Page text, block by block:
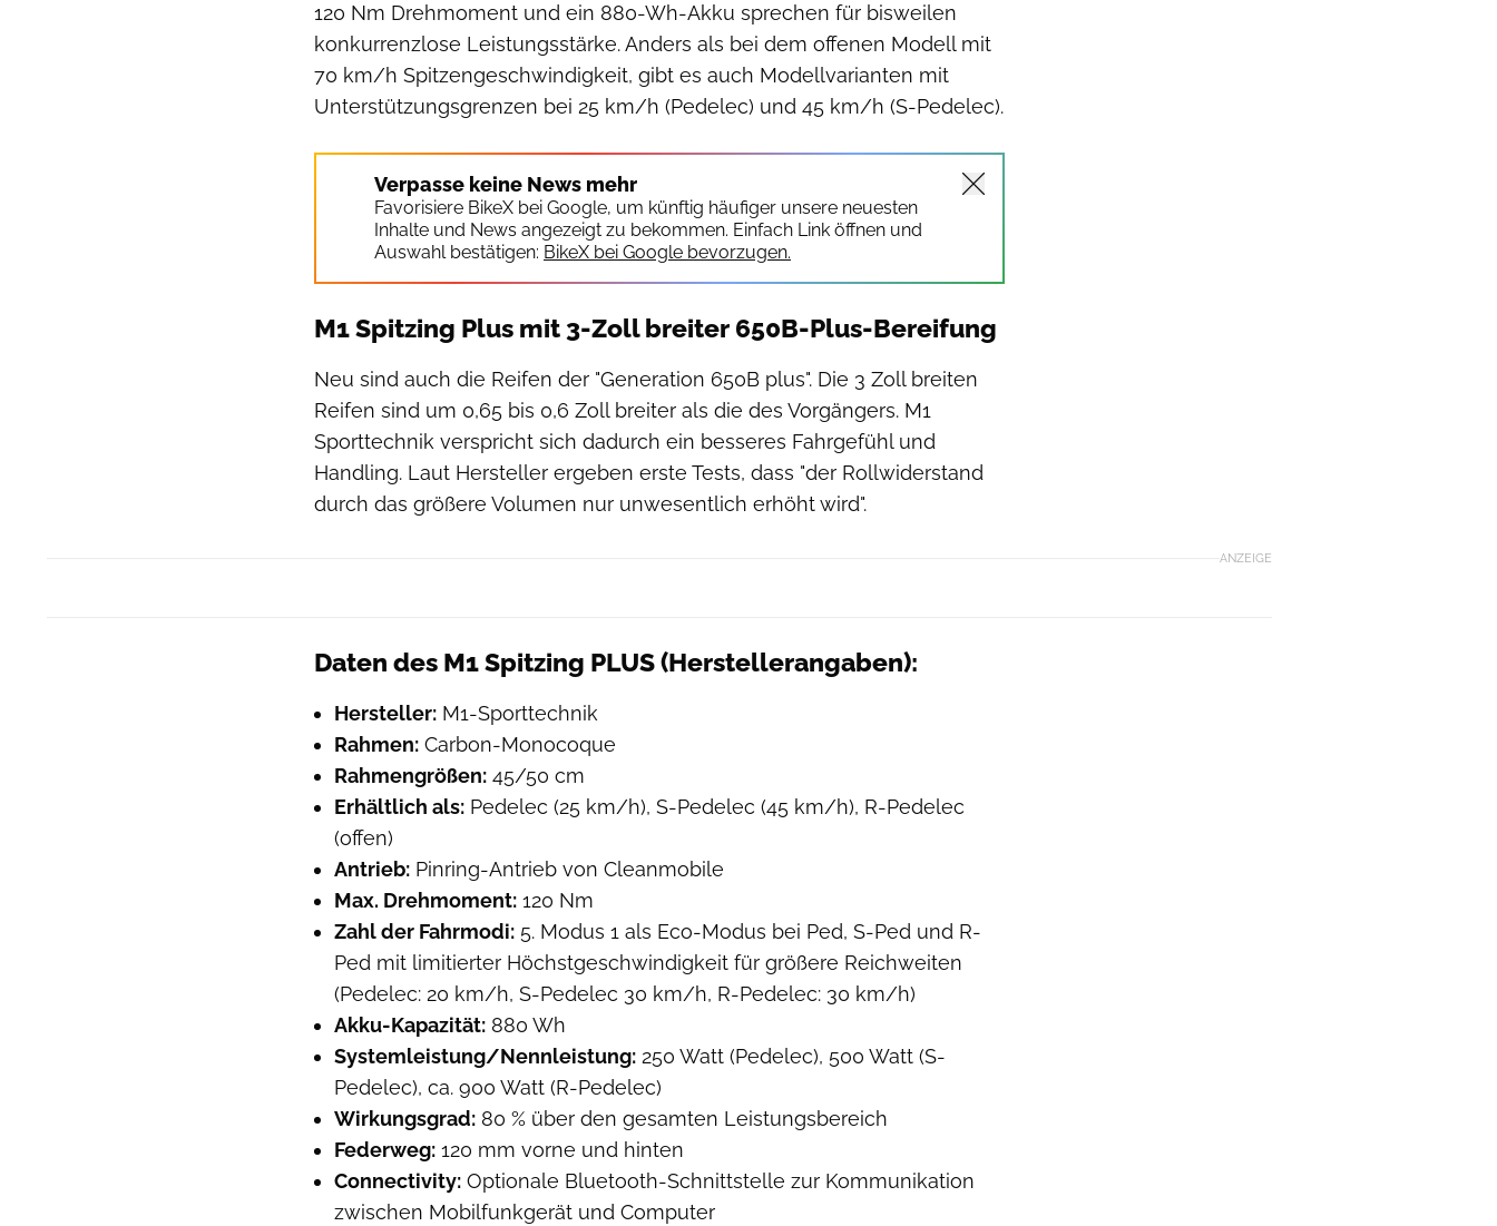
120 Nm Drehmoment und ein 880-Wh-Akku sprechen für bisweilen
konkurrenzlose Leistungsstärke. Anders als bei dem offenen Modell mit
70 km/h Spitzengeschwindigkeit, gibt es auch Modellvarianten mit
Unterstützungsgrenzen bei 25 km/h (Pedelec) und 45 km/h (S-Pedelec).
Verpasse keine News mehr
Favorisiere BikeX bei Google, um künftig häufiger unsere neuesten
Inhalte und News angezeigt zu bekommen. Einfach Link öffnen und
Auswahl bestätigen: BikeX bei Google bevorzugen.
M1 Spitzing Plus mit 3-Zoll breiter 650B-Plus-Bereifung
Neu sind auch die Reifen der "Generation 650B plus". Die 3 Zoll breiten
Reifen sind um 0,65 bis 0,6 Zoll breiter als die des Vorgängers. M1
Sporttechnik verspricht sich dadurch ein besseres Fahrgefühl und
Handling. Laut Hersteller ergeben erste Tests, dass "der Rollwiderstand
durch das größere Volumen nur unwesentlich erhöht wird".
ANZEIGE
Daten des M1 Spitzing PLUS (Herstellerangaben):
Hersteller: M1-Sporttechnik
Rahmen: Carbon-Monocoque
Rahmengrößen: 45/50 cm
Erhältlich als: Pedelec (25 km/h), S-Pedelec (45 km/h), R-Pedelec
(offen)
Antrieb: Pinring-Antrieb von Cleanmobile
Max. Drehmoment: 120 Nm
Zahl der Fahrmodi: 5. Modus 1 als Eco-Modus bei Ped, S-Ped und R-
Ped mit limitierter Höchstgeschwindigkeit für größere Reichweiten
(Pedelec: 20 km/h, S-Pedelec 30 km/h, R-Pedelec: 30 km/h)
Akku-Kapazität: 880 Wh
Systemleistung/Nennleistung: 250 Watt (Pedelec), 500 Watt (S-
Pedelec), ca. 900 Watt (R-Pedelec)
Wirkungsgrad: 80 % über den gesamten Leistungsbereich
Federweg: 120 mm vorne und hinten
Connectivity: Optionale Bluetooth-Schnittstelle zur Kommunikation
zwischen Mobilfunkgerät und Computer